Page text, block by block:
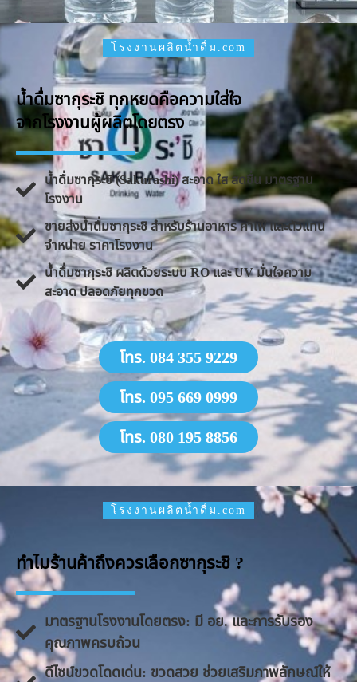
โรงงานผลิตน้ำดื่ม.com
น้ำดื่มซากุระชิ ทุกหยดคือความใส่ใจ
จากโรงงานผู้ผลิตโดยตรง
น้ำดื่มซากุระชิ (Sakurashi) สะอาด ใส สดชื่น มาตรฐาน
โรงงาน
ขายส่งน้ำดื่มซากุระชิ สำหรับร้านอาหาร คาเฟ่ และตัวแทน
จำหน่าย ราคาโรงงาน
น้ำดื่มซากุระชิ ผลิตด้วยระบบ RO และ UV มั่นใจความ
สะอาด ปลอดภัยทุกขวด
โทร. 084 355 9229
โทร. 095 669 0999
โทร. 080 195 8856
โรงงานผลิตน้ำดื่ม.com
ทำไมร้านค้าถึงควรเลือกซากุระชิ ?
มาตรฐานโรงงานโดยตรง: มี อย. และการรับรอง
คุณภาพครบถ้วน
ดีไซน์ขวดโดดเด่น: ขวดสวย ช่วยเสริมภาพลักษณ์ให้